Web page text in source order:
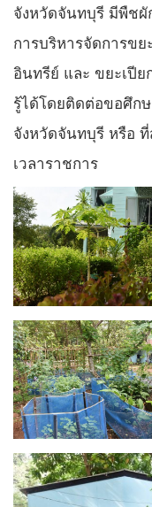
จังหวัดจันทบุรี มีพืช
การบริหารจัดการข
อินทรีย์ และ ขยะเปี
รู้ได้โดยติดต่อขอศึก
จังหวัดจันทบุรี หรือ
เวลาราชการ